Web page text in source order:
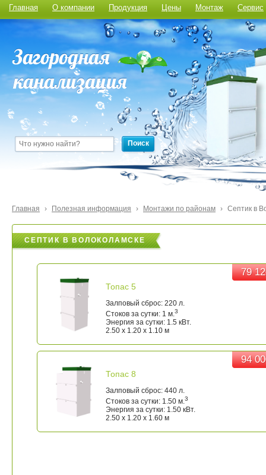
Главная О компании Продукция Цены Монтаж Сервис
Поиск
Главная › Полезная информация › Монтажи по районам › Септик в
СЕПТИК В ВОЛОКОЛАМСКЕ
79
79
Топас 5
Залповый сброс: 220 л.
Стоков за сутки: 1 м.3
Энергия за сутки: 1.5 кВт.
2.50 x 1.20 x 1.10 м
94
94
Топас 8
Залповый сброс: 440 л.
Стоков за сутки: 1.50 м.3
Энергия за сутки: 1.50 кВт.
2.50 x 1.20 x 1.60 м